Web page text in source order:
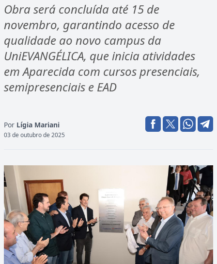
Obra será concluída até 15 de
novembro, garantindo acesso de
qualidade ao novo campus da
UniEVANGÉLICA, que inicia atividades
em Aparecida com cursos presenciais,
semipresenciais e EAD
Por Lígia Mariani
03 de outubro de 2025